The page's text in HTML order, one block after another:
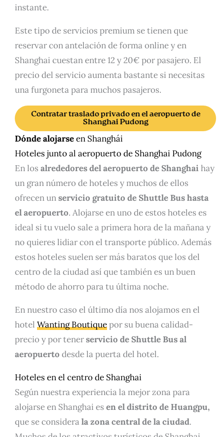
instante.
Este tipo de servicios premium se tienen que
reservar con antelación de forma online y en
Shanghai cuestan entre 12 y 20€ por pasajero. El
precio del servicio aumenta bastante si necesitas
una furgoneta para muchos pasajeros.
Contratar traslado privado en el aeropuerto de
Shanghai Pudong
Dónde alojarseen Shanghái
Hoteles junto al aeropuerto de Shanghai Pudong
En los alrededores del aeropuerto de Shanghai hay
un gran número de hoteles y muchos de ellos
ofrecen unservicio gratuito de Shuttle Bus hasta
el aeropuerto. Alojarse en uno de estos hoteles es
ideal si tu vuelo sale a primera hora de la mañana y
no quieres lidiar con el transporte público. Además
estos hoteles suelen ser más baratos que los del
centro de la ciudad así que también es un buen
método de ahorro para tu última noche.
En nuestro caso el último día nos alojamos en el
hotel Wanting Boutiquepor su buena calidad-
precio y por tenerservicio de Shuttle Bus al
aeropuerto desde la puerta del hotel.
Hoteles en el centro de Shanghai
Según nuestra experiencia la mejor zona para
alojarse en Shanghai es en el distrito de Huangpu,
que se considerala zona central de la ciudad.